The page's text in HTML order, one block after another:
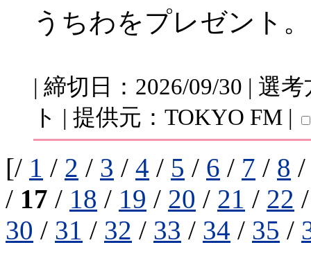
うちわをプレゼント。
| 締切日：2026/09/30 | 選
ト | 提供元：TOKYO FM |
[/ 1 / 2 / 3 / 4 / 5 / 6 / 7 / 8
/ 17 / 18 / 19 / 20 / 21 / 22
30 / 31 / 32 / 33 / 34 / 35 /